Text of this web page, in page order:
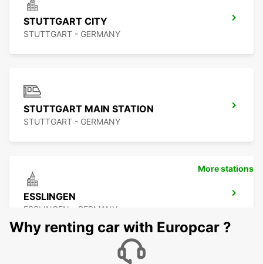
STUTTGART CITY
STUTTGART - GERMANY
STUTTGART MAIN STATION
STUTTGART - GERMANY
ESSLINGEN
ESSLINGEN - GERMANY
More stations
Why renting car with Europcar ?